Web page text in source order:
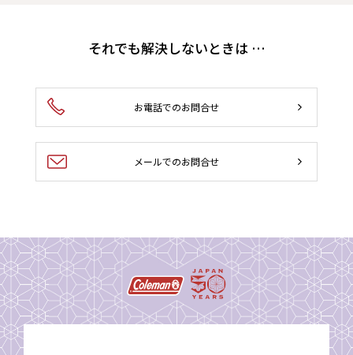
それでも解決しないときは …
お電話でのお問合せ
メールでのお問合せ